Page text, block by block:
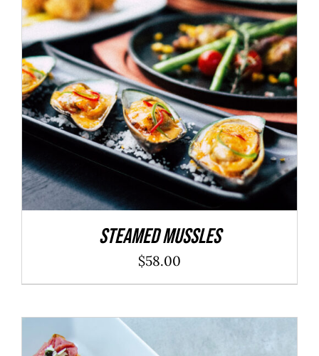
ADD TO CART / DÉTAILS
Steamed Mussles
$58.00